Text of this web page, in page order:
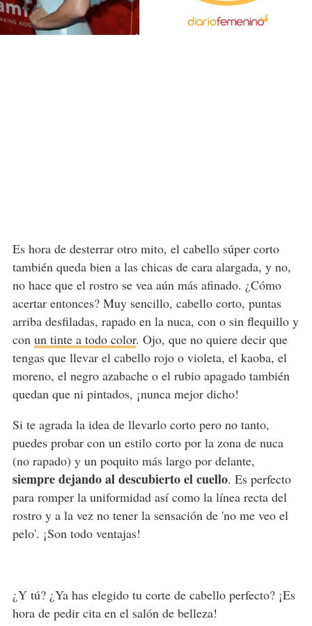
Es hora de desterrar otro mito, el cabello súper corto
también queda bien a las chicas de cara alargada, y no,
no hace que el rostro se vea aún más afinado. ¿Cómo
acertar entonces? Muy sencillo, cabello corto, puntas
arriba desfiladas, rapado en la nuca, con o sin flequillo y
con un tinte a todo color. Ojo, que no quiere decir que
tengas que llevar el cabello rojo o violeta, el kaoba, el
moreno, el negro azabache o el rubio apagado también
quedan que ni pintados, ¡nunca mejor dicho!
Si te agrada la idea de llevarlo corto pero no tanto,
puedes probar con un estilo corto por la zona de nuca
(no rapado) y un poquito más largo por delante,
siempre dejando al descubierto el cuello. Es perfecto
para romper la uniformidad así como la línea recta del
rostro y a la vez no tener la sensación de 'no me veo el
pelo'. ¡Son todo ventajas!
¿Y tú? ¿Ya has elegido tu corte de cabello perfecto? ¡Es
hora de pedir cita en el salón de belleza!